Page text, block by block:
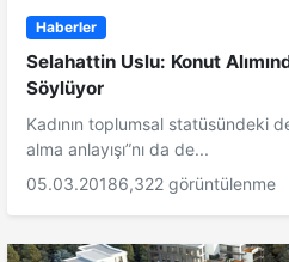
Haberler
Selahattin Uslu: Konut
Söylüyor
Kadının toplumsal statüsündeki
alma anlayışı”nı da de...
05.03.20186,322 görüntülenme